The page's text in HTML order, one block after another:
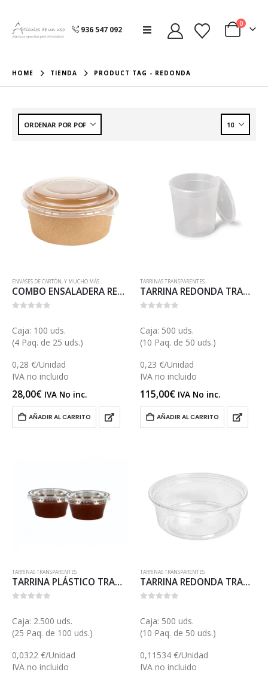
936 547 092
0
HOME TIENDA PRODUCT TAG - REDONDA
ENVASES DE CARTÓN,Y MUCHO MÁS...
COMBO ENSALADERA REDONDA KRAFT 1000 (E131COMB)
Caja: 100 uds.
(4 Paq. de 25 uds.)
0,28 €/Unidad
IVA no incluido
28,00€ IVA No inc.
AÑADIR AL CARRITO
TARRINAS TRANSPARENTES
TARRINA REDONDA TRANSPARENTE 710 (ET58)
Caja: 500 uds.
(10 Paq. de 50 uds.)
0,23 €/Unidad
IVA no incluido
115,00€ IVA No inc.
AÑADIR AL CARRITO
TARRINAS TRANSPARENTES
TARRINA PLÁSTICO TRANSPARENTE 60 (E043T)
Caja: 2.500 uds.
(25 Paq. de 100 uds.)
0,0322 €/Unidad
IVA no incluido
TARRINAS TRANSPARENTES
TARRINA REDONDA TRANSPARENTE 360 (ET52)
Caja: 500 uds.
(10 Paq. de 50 uds.)
0,11534 €/Unidad
IVA no incluido